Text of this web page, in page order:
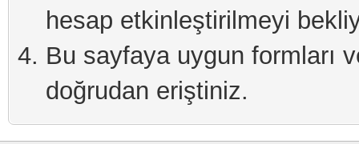
hesap etkinleştirilmeyi
Bu sayfaya uygun formları
doğrudan eriştiniz.